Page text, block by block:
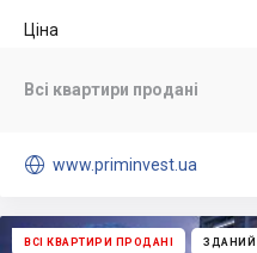
Ціна
Всі квартири продані
 www.priminvest.ua
ВСІ КВАРТИРИ ПРОДАНІ ЗДАНИЙ